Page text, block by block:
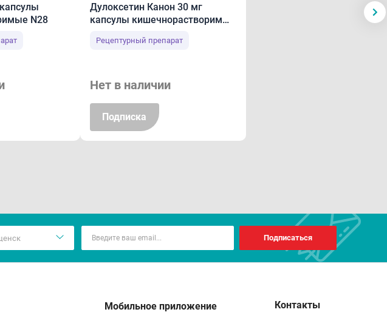
приема.
CYP1A2. Дулоксетин вряд ли оказывает клинически значимое
средств - субстратов CYP1A2.Одновременный прием дулоксетина с
(например, фторхинолоны) может привести к повышению концентрации
умеренным ингибитором CYP2D6). При одновременном применении с
дезипрамина (субстрата CYP2D6) повышается в 3 раза. Одновременное
2 раза/сут) повышало стабильную часть AUC толтеродина (применявшегося
(при применении в дозе 20 мг 1 раз/сут) снижал средний клиренс дулоксетина
N28
Дулоксетин Канон 30 мг
капсулы кишечнорастворимые
Рецептурный препарат
Нет в наличии
Подписка
Подписаться
Мобильное приложение Контакты